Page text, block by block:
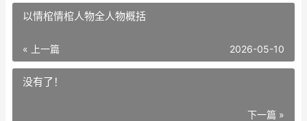
以情棺情棺人物全人物概括
« 上一篇 2026-05-10
没有了！
下一篇 »